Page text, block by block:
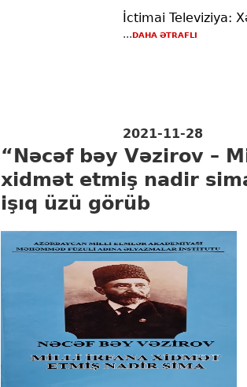
İctimai Televiziya:
...DAHA ƏTRAFLI
2021-11-28
“Nəcəf bəy Vəzirov –
xidmət etmiş nadir
işıq üzü görüb